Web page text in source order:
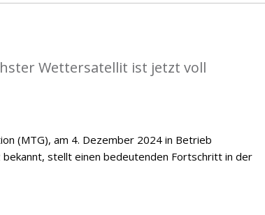
Wettersatellit ist jetzt voll
(MTG), am 4. Dezember 2024 in Betrieb
stellt einen bedeutenden Fortschritt in der